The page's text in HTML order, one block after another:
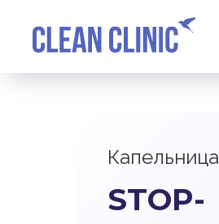
Капельница
STOP-